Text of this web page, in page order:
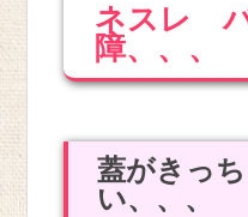
ネスレ
障、、、
蓋がきっ
い、、、